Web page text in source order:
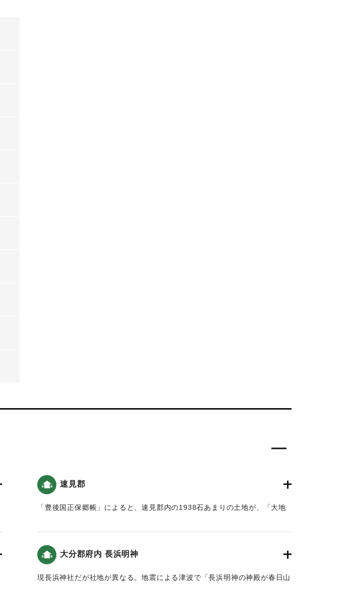
速見郡
「豊後国正保郷帳」によると、速見郡内の1938石あまりの土地が、「大地
大分郡府内 長浜明神
現長浜神社だが社地が異なる。地震による津波で「長浜明神の神殿が春日山